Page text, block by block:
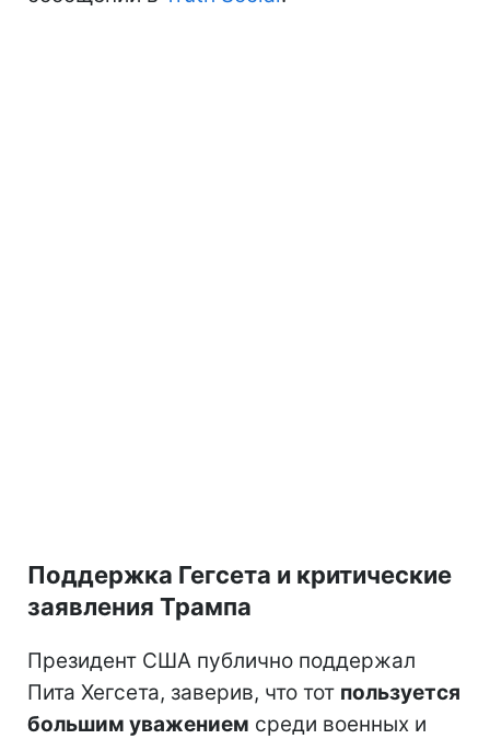
Поддержка Гегсета и критические
заявления Трампа
Президент США публично поддержал
Пита Хегсета, заверив, что тот пользуется
большим уважением среди военных и